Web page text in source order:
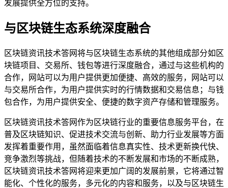
发展提供全方位的支持。
与区块链生态系统深度融合
区块链资讯技术答网将与区块链生态系统的其他组成部分如区
块链项目、交易所、钱包等进行深度融合，通过与这些机构的
合作，网站可以为用户提供更加便捷、高效的服务，网站可以
与交易所合作，为用户提供实时的行情数据和交易信息；与钱
包合作，为用户提供安全、便捷的数字资产存储和管理服务。
区块链资讯技术答网作为区块链行业的重要信息服务平台，在
普及区块链知识、促进技术交流与创新、助力行业发展等方面
发挥着重要作用，虽然面临着信息真实性、技术更新换代快、
竞争激烈等挑战，但随着技术的不断发展和市场的不断成熟，
区块链资讯技术答网将迎来更加广阔的发展前景，它将通过智
能化、个性化的服务，多元化的内容和服务，以及与区块链生